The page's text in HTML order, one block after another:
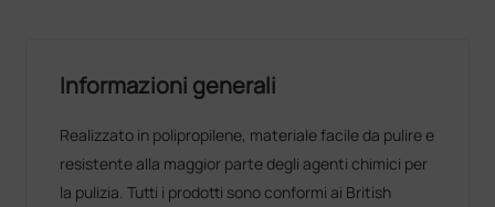
Informazioni generali
Realizzato in polipropilene, materiale facile da pulire e
resistente alla maggior parte degli agenti chimici per
la pulizia. Tutti i prodotti sono conformi ai British